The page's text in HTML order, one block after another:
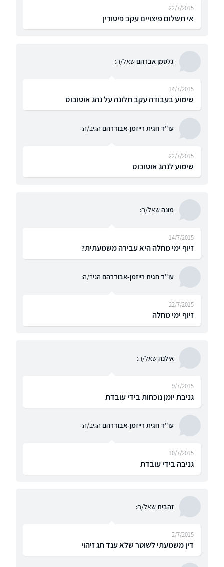
אי תשלום פיצויים עקב פיטורין
22/7/2015
גלסמן אברהם שאל/ה:
שימוע בעבודה עקב תלונה על נהג אוטובוס
14/7/2015
עו"ד חגית רייזמן-אבודרהם הגיב/ה:
שימוע לנהג אוטובוס
22/7/2015
מונהשאל/ה:
זיוף ימי מחלה היא עבירה משמעתית?
14/7/2015
עו"ד חגית רייזמן-אבודרהם הגיב/ה:
זיוף ימי מחלה
22/7/2015
אילנהשאל/ה:
גניבת יומן נוכחות בידי עובדת
9/7/2015
עו"ד חגית רייזמן-אבודרהם הגיב/ה:
גניבה בידי עובדת
10/7/2015
זהביתשאל/ה:
דין משמעתי לשוטר שלא ענד תג זיהוי
2/7/2015